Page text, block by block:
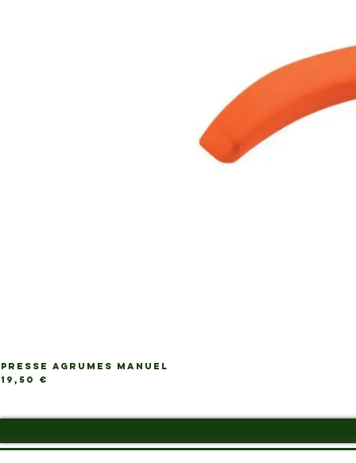
PRESSE AGRUMES MANUEL
Prix
19,50 €